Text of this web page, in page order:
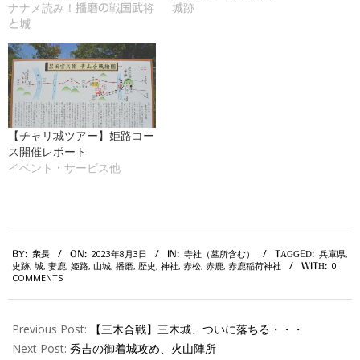
ナナメ読み！播磨の戦国武将
と城
城跡
【チャリ城ツアー】姫路コー
ス開催レポート
イベント・サービス他
08-
03
BY: 衆長 ON: 2023年8月3日 IN: 寺社（墓所含む） TAGGED: 兵庫県,
史跡, 城, 妻鹿, 姫路, 山城, 播磨, 歴史, 神社, 赤松, 赤鹿, 赤鹿稲荷神社 WITH: 0
COMMENTS
Previous Post:
【三木合戦】三木城、ついに落ちる・・・
Next Post: 秀吉の御着城攻め、火山陣所